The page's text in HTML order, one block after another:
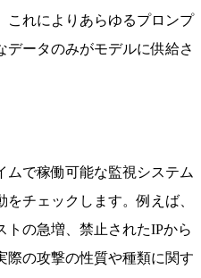
これによりあらゆるプロンプ
データのみがモデルに供給さ
ムで稼働可能な監視システム
チェックします。例えば、
トの急増、禁止されたIPから
際の攻撃の性質や種類に関す